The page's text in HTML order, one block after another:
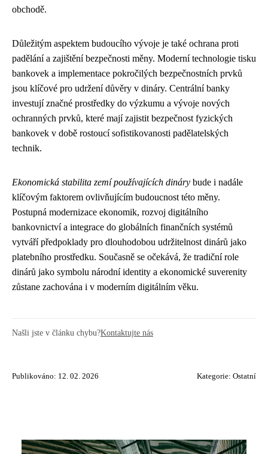
obchodě.
Důležitým aspektem budoucího vývoje je také ochrana proti
padělání a zajištění bezpečnosti měny. Moderní technologie tisku
bankovek a implementace pokročilých bezpečnostních prvků
jsou klíčové pro udržení důvěry v dináry. Centrální banky
investují značné prostředky do výzkumu a vývoje nových
ochranných prvků, které mají zajistit bezpečnost fyzických
bankovek v době rostoucí sofistikovanosti padělatelských
technik.
Ekonomická stabilita zemí používajících dináry bude i nadále
klíčovým faktorem ovlivňujícím budoucnost této měny.
Postupná modernizace ekonomik, rozvoj digitálního
bankovnictví a integrace do globálních finančních systémů
vytváří předpoklady pro dlouhodobou udržitelnost dinárů jako
platebního prostředku. Současně se očekává, že tradiční role
dinárů jako symbolu národní identity a ekonomické suverenity
zůstane zachována i v moderním digitálním věku.
Našli jste v článku chybu?Kontaktujte nás
Publikováno: 12. 02. 2026 Kategorie: Ostatní